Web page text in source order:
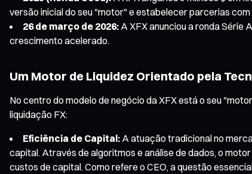
versão inicial do seu "motor" e estabelecer parcerias
26 de março de 2026: A XFX anunciou a ronda Série
crescimento acelerado.
Um Motor de Liquidez Orientado pela
No centro do modelo de negócio da XFX está o seu
liquidação FX:
Eficiência de Capital: A atuação tradicional no
capital. Através de algoritmos e análise de dados, o
custos de capital. Como refere o CEO, a questão